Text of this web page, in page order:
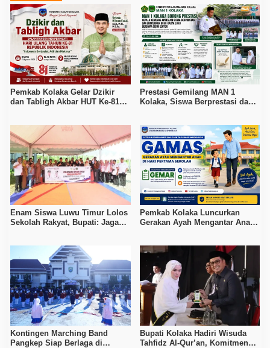
Pemkab Kolaka Gelar Dzikir
dan Tabligh Akbar HUT Ke-81
Prestasi Gemilang MAN 1
Kolaka, Siswa Berprestasi dan
Enam Siswa Luwu Timur Lolos
Sekolah Rakyat, Bupati: Jaga
Pemkab Kolaka Luncurkan
Gerakan Ayah Mengantar Anak
Kontingen Marching Band
Pangkep Siap Berlaga di
Bupati Kolaka Hadiri Wisuda
Tahfidz Al-Qur’an, Komitmen